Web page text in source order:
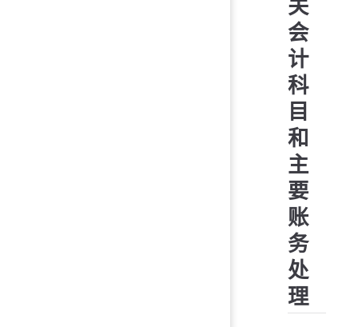
关
会
计
科
目
和
主
要
账
务
处
理